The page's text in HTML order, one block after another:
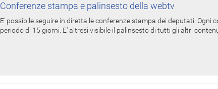
Conferenze stampa e palinsesto della webtv
E' possibile seguire in diretta le conferenze stampa dei deputati. Ogni
periodo di 15 giorni. E' altresì visibile il palinsesto di tutti gli altri